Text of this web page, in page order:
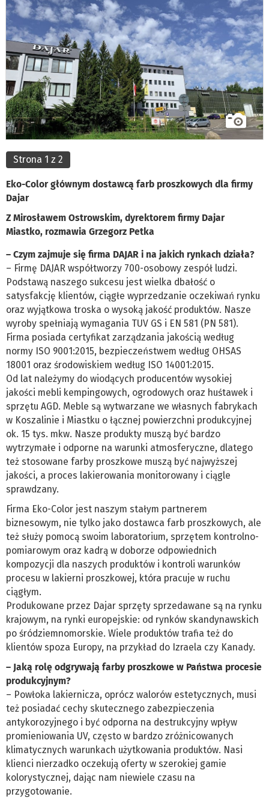
Strona 1 z 2
Eko-Color głównym dostawcą farb proszkowych dla firmy
Dajar
Z Mirosławem Ostrowskim, dyrektorem firmy Dajar
Miastko, rozmawia Grzegorz Petka
– Czym zajmuje się firma DAJAR i na jakich rynkach działa?
– Firmę DAJAR współtworzy 700-osobowy zespół ludzi.
Podstawą naszego sukcesu jest wielka dbałość o
satysfakcję klientów, ciągłe wyprzedzanie oczekiwań rynku
oraz wyjątkowa troska o wysoką jakość produktów. Nasze
wyroby spełniają wymagania TUV GS i EN 581 (PN 581).
Firma posiada certyfikat zarządzania jakością według
normy ISO 9001:2015, bezpieczeństwem według OHSAS
18001 oraz środowiskiem według ISO 14001:2015.
Od lat należymy do wiodących producentów wysokiej
jakości mebli kempingowych, ogrodowych oraz huśtawek i
sprzętu AGD. Meble są wytwarzane we własnych fabrykach
w Koszalinie i Miastku o łącznej powierzchni produkcyjnej
ok. 15 tys. mkw. Nasze produkty muszą być bardzo
wytrzymałe i odporne na warunki atmosferyczne, dlatego
też stosowane farby proszkowe muszą być najwyższej
jakości, a proces lakierowania monitorowany i ciągle
sprawdzany.
Firma Eko-Color jest naszym stałym partnerem
biznesowym, nie tylko jako dostawca farb proszkowych, ale
też służy pomocą swoim laboratorium, sprzętem kontrolno-
pomiarowym oraz kadrą w doborze odpowiednich
kompozycji dla naszych produktów i kontroli warunków
procesu w lakierni proszkowej, która pracuje w ruchu
ciągłym.
Produkowane przez Dajar sprzęty sprzedawane są na rynku
krajowym, na rynki europejskie: od rynków skandynawskich
po śródziemnomorskie. Wiele produktów trafia też do
klientów spoza Europy, na przykład do Izraela czy Kanady.
– Jaką rolę odgrywają farby proszkowe w Państwa procesie
produkcyjnym?
– Powłoka lakiernicza, oprócz walorów estetycznych, musi
też posiadać cechy skutecznego zabezpieczenia
antykorozyjnego i być odporna na destrukcyjny wpływ
promieniowania UV, często w bardzo zróżnicowanych
klimatycznych warunkach użytkowania produktów. Nasi
klienci nierzadko oczekują oferty w szerokiej gamie
kolorystycznej, dając nam niewiele czasu na
przygotowanie.